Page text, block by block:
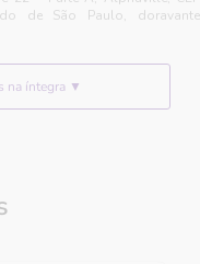
de São Paulo, doravante
na íntegra ▼